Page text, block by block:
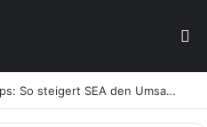
Google Ads für Onlineshops: So steigert SEA den Umsatz